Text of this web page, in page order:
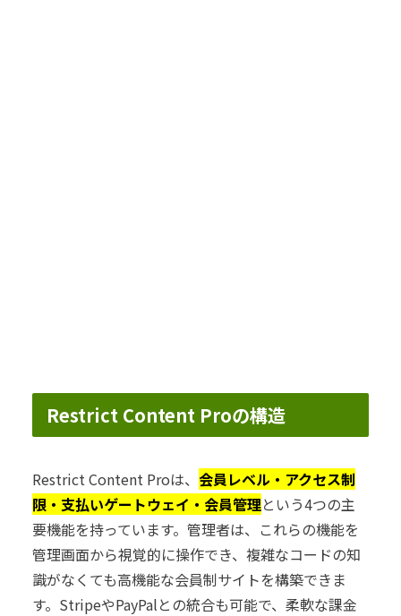
Restrict Content Proの構造
Restrict Content Proは、 会員レベル・アクセス制
限・支払いゲートウェイ・会員管理という4つの主
要機能を持っています。管理者は、これらの機能を
管理画面から視覚的に操作でき、複雑なコードの知
識がなくても高機能な会員制サイトを構築できま
す。StripeやPayPalとの統合も可能で、柔軟な課金